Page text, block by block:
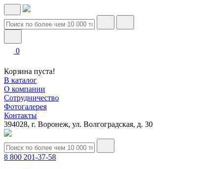
0
Корзина пуста!
В каталог
О компании
Сотрудничество
Фотогалерея
Контакты
394028, г. Воронеж, ул. Волгоградская, д. 30
8 800 201-37-58